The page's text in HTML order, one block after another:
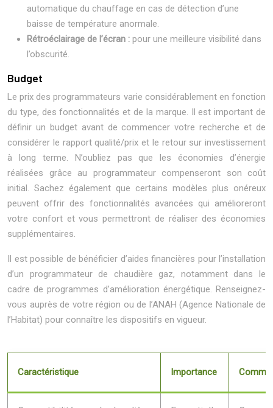
automatique du chauffage en cas de détection d’une
baisse de température anormale.
Rétroéclairage de l’écran : pour une meilleure visibilité dans
l’obscurité.
Budget
Le prix des programmateurs varie considérablement en fonction
du type, des fonctionnalités et de la marque. Il est important de
définir un budget avant de commencer votre recherche et de
considérer le rapport qualité/prix et le retour sur investissement
à long terme. N’oubliez pas que les économies d’énergie
réalisées grâce au programmateur compenseront son coût
initial. Sachez également que certains modèles plus onéreux
peuvent offrir des fonctionnalités avancées qui amélioreront
votre confort et vous permettront de réaliser des économies
supplémentaires.
Il est possible de bénéficier d’aides financières pour l’installation
d’un programmateur de chaudière gaz, notamment dans le
cadre de programmes d’amélioration énergétique. Renseignez-
vous auprès de votre région ou de l’ANAH (Agence Nationale de
l’Habitat) pour connaître les dispositifs en vigueur.
Caractéristique Importance